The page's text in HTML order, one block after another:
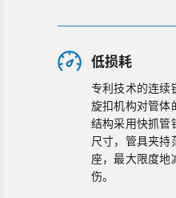
低损耗
专利技术的连续
旋扣机构对管体
结构采用快抓管
尺寸，管具夹持
座，最大限度地
伤。